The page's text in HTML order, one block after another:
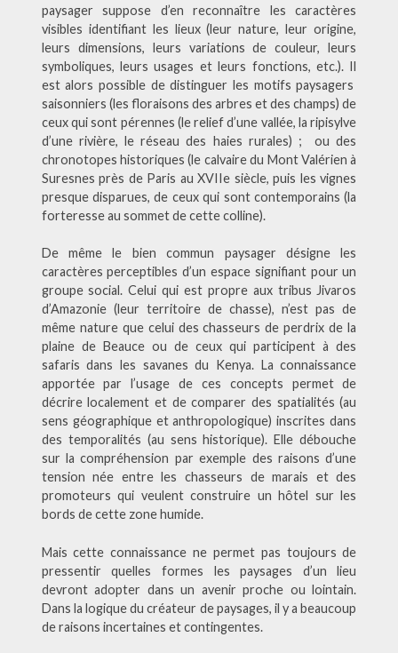
paysager suppose d’en reconnaître les caractères
visibles identifiant les lieux (leur nature, leur origine,
leurs dimensions, leurs variations de couleur, leurs
symboliques, leurs usages et leurs fonctions, etc.). Il
est alors possible de distinguer les motifs paysagers
saisonniers (les floraisons des arbres et des champs) de
ceux qui sont pérennes (le relief d’une vallée, la ripisylve
d’une rivière, le réseau des haies rurales) ; ou des
chronotopes historiques (le calvaire du Mont Valérien à
Suresnes près de Paris au XVIIe siècle, puis les vignes
presque disparues, de ceux qui sont contemporains (la
forteresse au sommet de cette colline).
De même le bien commun paysager désigne les
caractères perceptibles d’un espace signifiant pour un
groupe social. Celui qui est propre aux tribus Jivaros
d’Amazonie (leur territoire de chasse), n’est pas de
même nature que celui des chasseurs de perdrix de la
plaine de Beauce ou de ceux qui participent à des
safaris dans les savanes du Kenya. La connaissance
apportée par l’usage de ces concepts permet de
décrire localement et de comparer des spatialités (au
sens géographique et anthropologique) inscrites dans
des temporalités (au sens historique). Elle débouche
sur la compréhension par exemple des raisons d’une
tension née entre les chasseurs de marais et des
promoteurs qui veulent construire un hôtel sur les
bords de cette zone humide.
Mais cette connaissance ne permet pas toujours de
pressentir quelles formes les paysages d’un lieu
devront adopter dans un avenir proche ou lointain.
Dans la logique du créateur de paysages, il y a beaucoup
de raisons incertaines et contingentes.